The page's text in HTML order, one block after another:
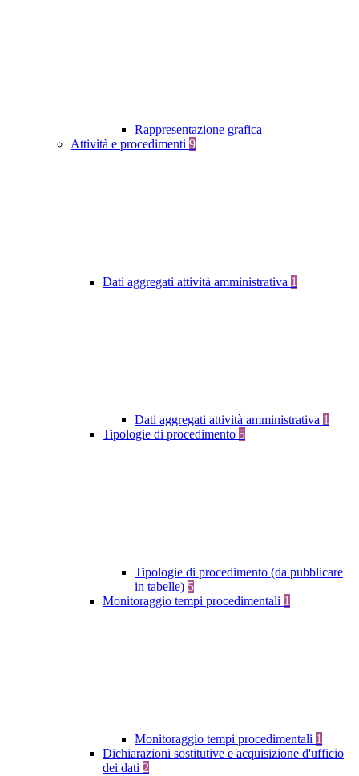
Rappresentazione grafica
Attività e procedimenti 9
Dati aggregati attività amministrativa 1
Dati aggregati attività amministrativa 1
Tipologie di procedimento 5
Tipologie di procedimento (da pubblicare
in tabelle) 5
Monitoraggio tempi procedimentali 1
Monitoraggio tempi procedimentali 1
Dichiarazioni sostitutive e acquisizione d'ufficio
dei dati 2